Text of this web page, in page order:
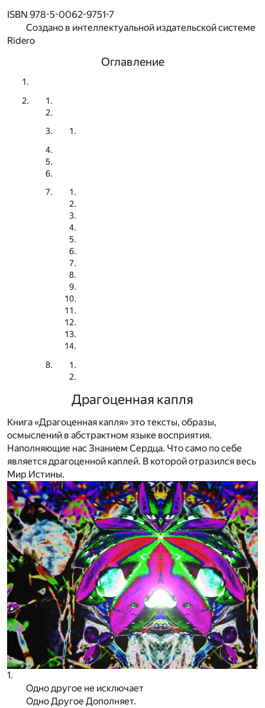
ISBN 978-5-0062-9751-7
Создано в интеллектуальной издательской системе
Ridero
Оглавление
Драгоценная капля
Книга «Драгоценная капля» это тексты, образы,
осмыслений в абстрактном языке восприятия.
Наполняющие нас Знанием Сердца. Что само по себе
является драгоценной каплей. В которой отразился весь
Мир Истины.
1.
Одно другое не исключает
Одно Другое Дополняет.